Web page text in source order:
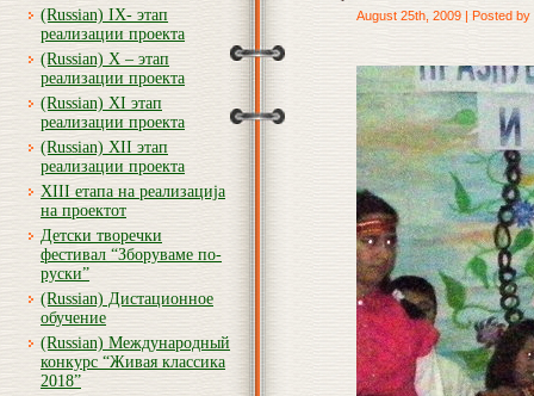
(Russian) IX- этап
реализации проекта
(Russian) X – этап
реализации проекта
(Russian) XI этап
реализации проекта
(Russian) XII этап
реализации проекта
XIII етапа на реализација
на проектот
Детски творечки
фестивал “Зборуваме по-
руски”
(Russian) Дистационное
обучение
(Russian) Международный
конкурс “Живая классика
2018”
August 25th, 2009 | Posted by